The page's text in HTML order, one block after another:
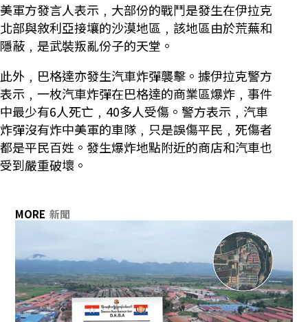
美軍方發言人表示﹐大部份的戰鬥是發生在伊拉克
北部與敘利亞接壤的沙漠地區﹐該地區由於荒蕪和
隱蔽﹐是武裝叛亂份子的天堂。
此外﹐巴格達亦發生汽車炸彈襲擊。據伊拉克警方
表示﹐一枚汽車炸彈在巴格達的商業區爆炸﹐事件
中最少有6人死亡﹐40多人受傷。警方表示﹐汽車
炸彈沒有炸中美軍的車隊﹐只是誤傷平民﹐死傷者
都是平民百姓。發生爆炸地點附近的商店和汽車也
受到嚴重破壞。
MORE 新聞